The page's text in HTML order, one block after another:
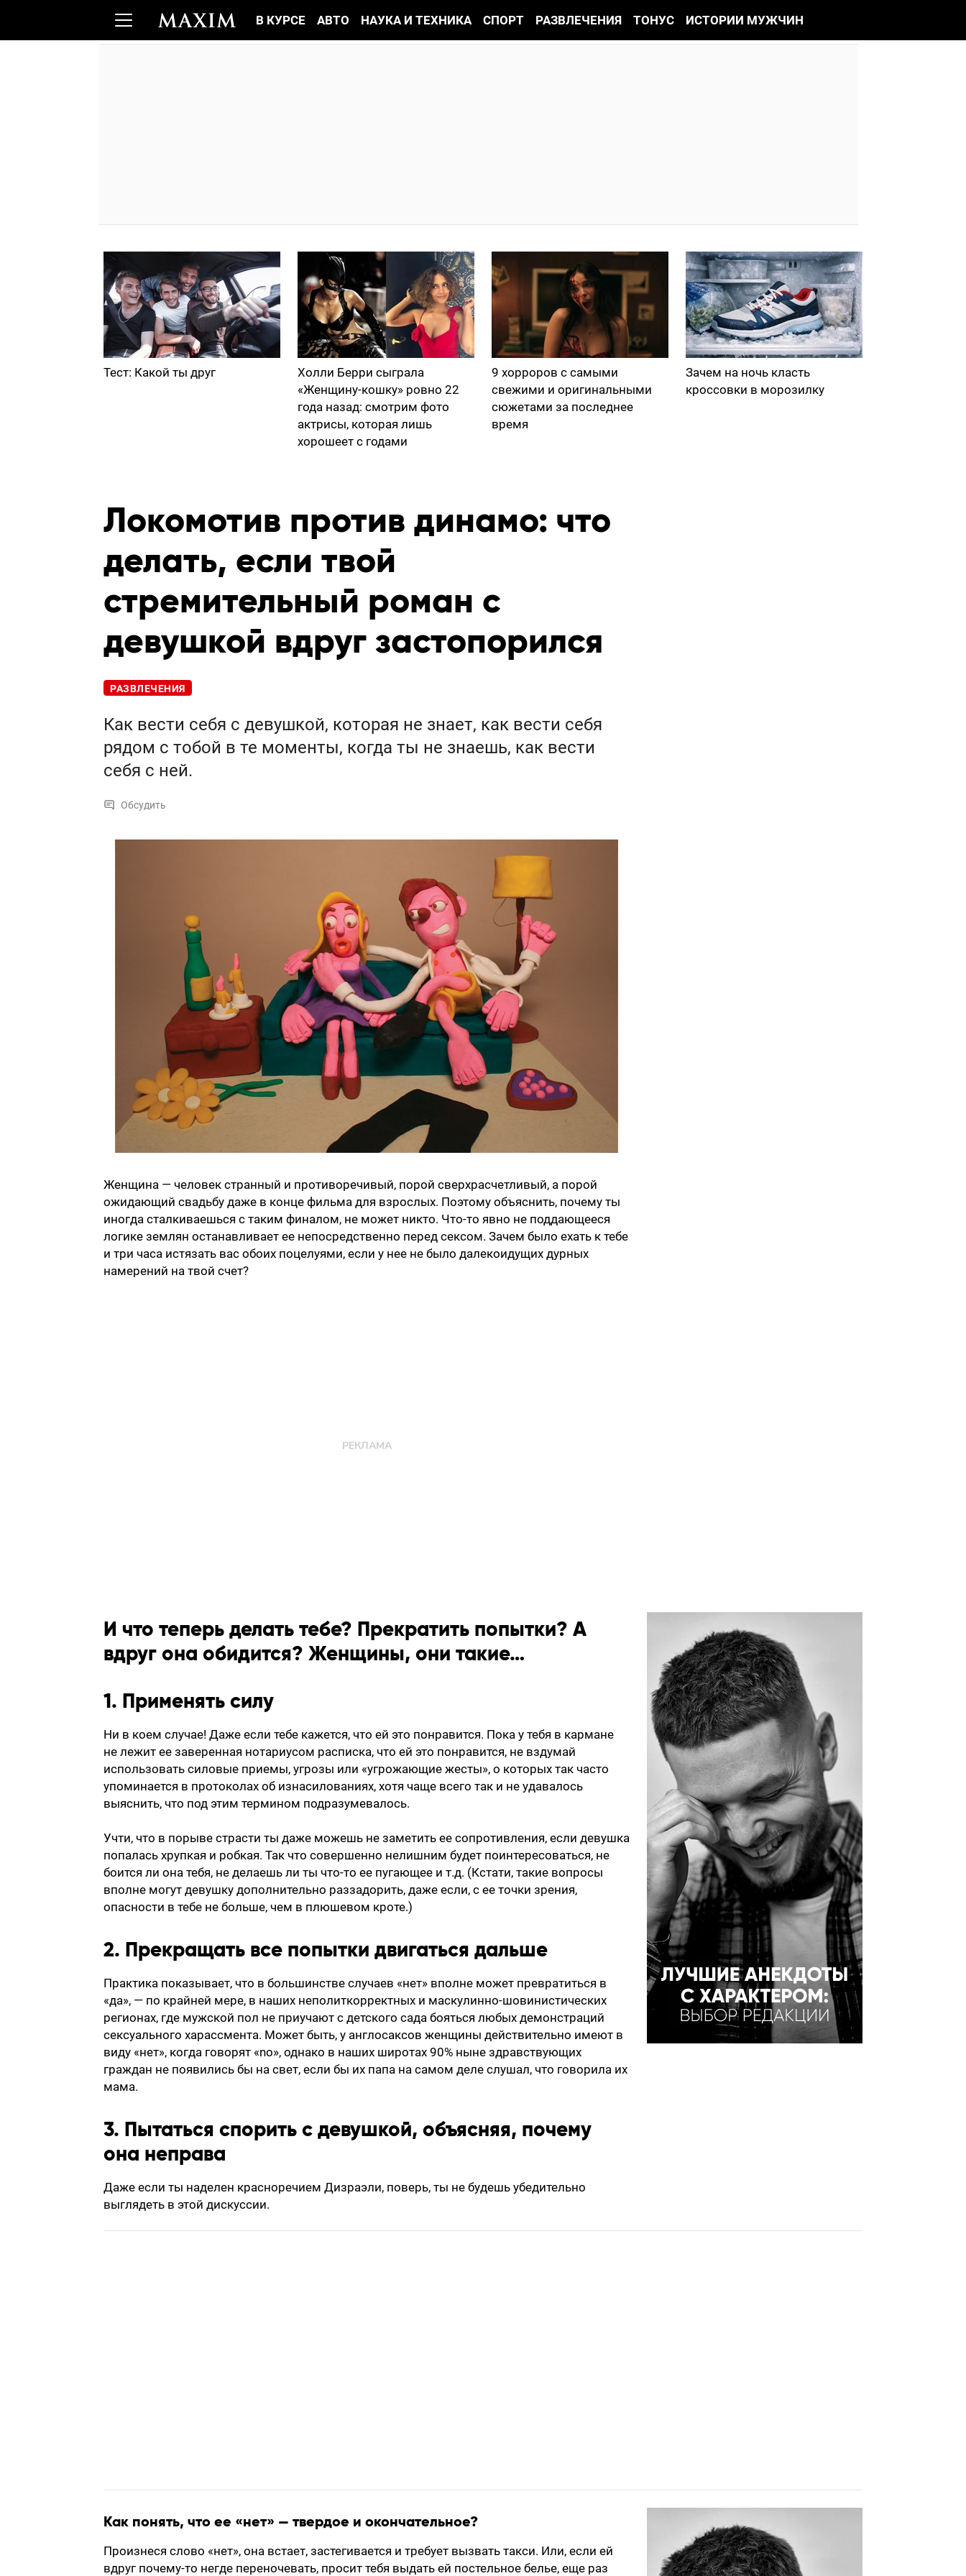
В КУРСЕ АВТО НАУКА И ТЕХНИКА СПОРТ РАЗВЛЕЧЕНИЯ ТОНУС ИСТОРИИ МУЖЧИН
Тест: Какой ты друг
Холли Берри сыграла
«Женщину-кошку» ровно 22
года назад: смотрим фото
актрисы, которая лишь
хорошеет с годами
9 хорроров с самыми
свежими и оригинальными
сюжетами за последнее
время
Зачем на ночь класть
кроссовки в морозилку
Локомотив против динамо: что
делать, если твой
стремительный роман с
девушкой вдруг застопорился
РАЗВЛЕЧЕНИЯ
Как вести себя с девушкой, которая не знает, как вести себя
рядом с тобой в те моменты, когда ты не знаешь, как вести
себя с ней.
Обсудить
Женщина — человек странный и противоречивый, порой сверхрасчетливый, а порой
ожидающий свадьбу даже в конце фильма для взрослых. Поэтому объяснить, почему ты
иногда сталкиваешься с таким финалом, не может никто. Что-то явно не поддающееся
логике землян останавливает ее непосредственно перед сексом. Зачем было ехать к тебе
и три часа истязать вас обоих поцелуями, если у нее не было далекоидущих дурных
намерений на твой счет?
И что теперь делать тебе? Прекратить попытки? А
вдруг она обидится? Женщины, они такие…
1. Применять силу
Ни в коем случае! Даже если тебе кажется, что ей это понравится. Пока у тебя в кармане
не лежит ее заверенная нотариусом расписка, что ей это понравится, не вздумай
использовать силовые приемы, угрозы или «угрожающие жесты», о которых так часто
упоминается в протоколах об изнасилованиях, хотя чаще всего так и не удавалось
выяснить, что под этим термином подразумевалось.
Учти, что в порыве страсти ты даже можешь не заметить ее сопротивления, если девушка
попалась хрупкая и робкая. Так что совершенно нелишним будет поинтересоваться, не
боится ли она тебя, не делаешь ли ты что-то ее пугающее и т.д. (Кстати, такие вопросы
вполне могут девушку дополнительно раззадорить, даже если, с ее точки зрения,
опасности в тебе не больше, чем в плюшевом кроте.)
2. Прекращать все попытки двигаться дальше
Практика показывает, что в большинстве случаев «нет» вполне может превратиться в
«да», — по крайней мере, в наших неполиткорректных и маскулинно-шовинистических
регионах, где мужской пол не приучают с детского сада бояться любых демонстраций
сексуального харассмента. Может быть, у англосаксов женщины действительно имеют в
виду «нет», когда говорят «no», однако в наших широтах 90% ныне здравствующих
граждан не появились бы на свет, если бы их папа на самом деле слушал, что говорила их
мама.
3. Пытаться спорить с девушкой, объясняя, почему
она неправа
Даже если ты наделен красноречием Дизраэли, поверь, ты не будешь убедительно
выглядеть в этой дискуссии.
Как понять, что ее «нет» — твердое и окончательное?
Произнеся слово «нет», она встает, застегивается и требует вызвать такси. Или, если ей
вдруг почему-то негде переночевать, просит тебя выдать ей постельное белье, еще раз